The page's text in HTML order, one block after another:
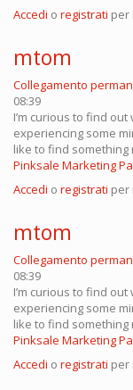
Accedi o registrati per
mtom
Collegamento
08:39
I’m curious to find out
experiencing some
like to find
Pinksale Marketing
Accedi o registrati per
mtom
Collegamento
08:39
I’m curious to find out
experiencing some
like to find
Pinksale Marketing
Accedi o registrati per